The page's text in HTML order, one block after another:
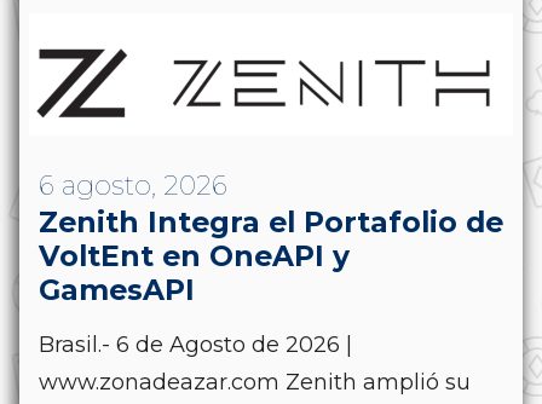
6 agosto, 2026
Zenith Integra el Portafolio de
VoltEnt en OneAPI y
GamesAPI
Brasil.- 6 de Agosto de 2026 |
www.zonadeazar.com Zenith amplió su